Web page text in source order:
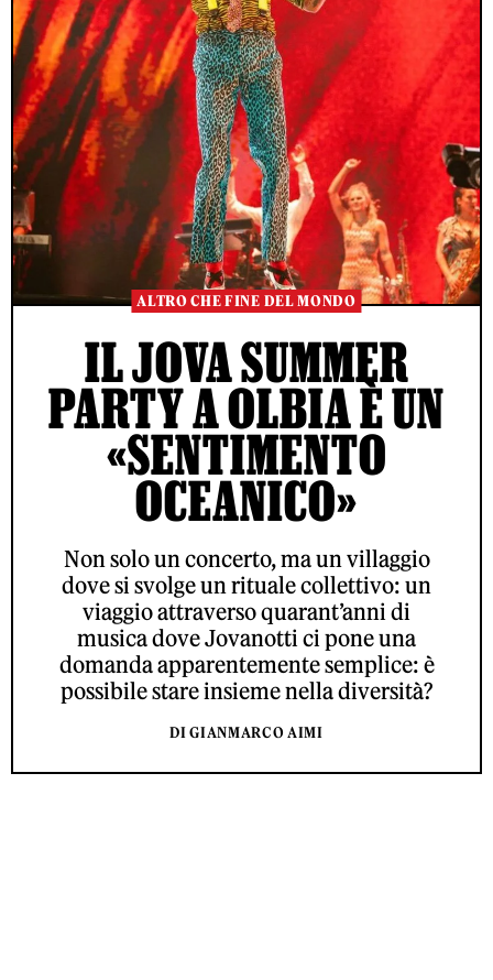
ALTRO CHE FINE DEL MONDO
IL JOVA SUMMER
PARTY A OLBIA È UN
«SENTIMENTO
OCEANICO»
Non solo un concerto, ma un villaggio
dove si svolge un rituale collettivo: un
viaggio attraverso quarant’anni di
musica dove Jovanotti ci pone una
domanda apparentemente semplice: è
possibile stare insieme nella diversità?
DI GIANMARCO AIMI